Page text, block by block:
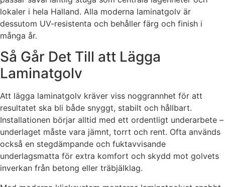
lokaler i hela Halland. Alla moderna laminatgolv är
dessutom UV-resistenta och behåller färg och finish i
många år.
Så Går Det Till att Lägga
Laminatgolv
Att lägga laminatgolv kräver viss noggrannhet för att
resultatet ska bli både snyggt, stabilt och hållbart.
Installationen börjar alltid med ett ordentligt underarbete –
underlaget måste vara jämnt, torrt och rent. Ofta används
också en stegdämpande och fuktavvisande
underlagsmatta för extra komfort och skydd mot golvets
inverkan från betong eller träbjälklag.